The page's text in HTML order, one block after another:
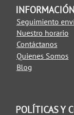
INFORMACIÓN
Seguimiento
Nuestro horario
Contáctanos
Quienes Somos
Blog
POLÍTICAS Y